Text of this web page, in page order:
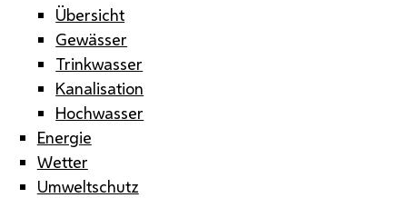
Übersicht
Gewässer
Trinkwasser
Kanalisation
Hochwasser
Energie
Wetter
Umweltschutz